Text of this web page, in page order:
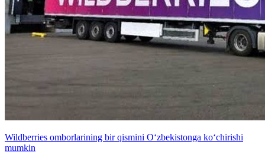
Wildberries omborlarining bir qismini O‘zbekistonga ko‘chirishi
mumkin